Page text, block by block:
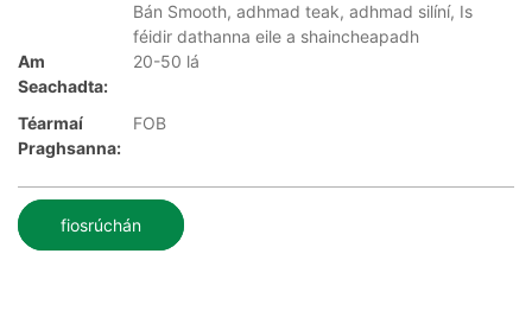
Bán Smooth, adhmad teak, adhmad silíní, Is
féidir dathanna eile a shaincheapadh
Am
Seachadta:
20-50 lá
Téarmaí
Praghsanna:
FOB
fiosrúchán